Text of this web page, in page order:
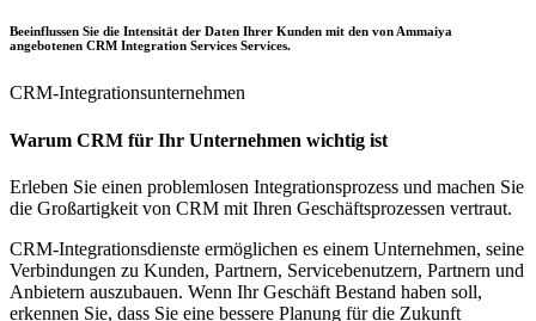
Beeinflussen Sie die Intensität der Daten Ihrer Kunden mit den von Ammaiya
angebotenen CRM Integration Services Services.
CRM-Integrationsunternehmen
Warum CRM für Ihr Unternehmen wichtig ist
Erleben Sie einen problemlosen Integrationsprozess und machen Sie
die Großartigkeit von CRM mit Ihren Geschäftsprozessen vertraut.
CRM-Integrationsdienste ermöglichen es einem Unternehmen, seine
Verbindungen zu Kunden, Partnern, Servicebenutzern, Partnern und
Anbietern auszubauen. Wenn Ihr Geschäft Bestand haben soll,
erkennen Sie, dass Sie eine bessere Planung für die Zukunft